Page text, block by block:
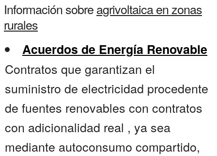
Información sobreagrivoltaica en zonas
rurales
Acuerdos de Energía Renovable
Contratos que garantizan el
suministro de electricidad procedente
de fuentes renovables con contratos
con adicionalidad real , ya sea
mediante autoconsumo compartido,